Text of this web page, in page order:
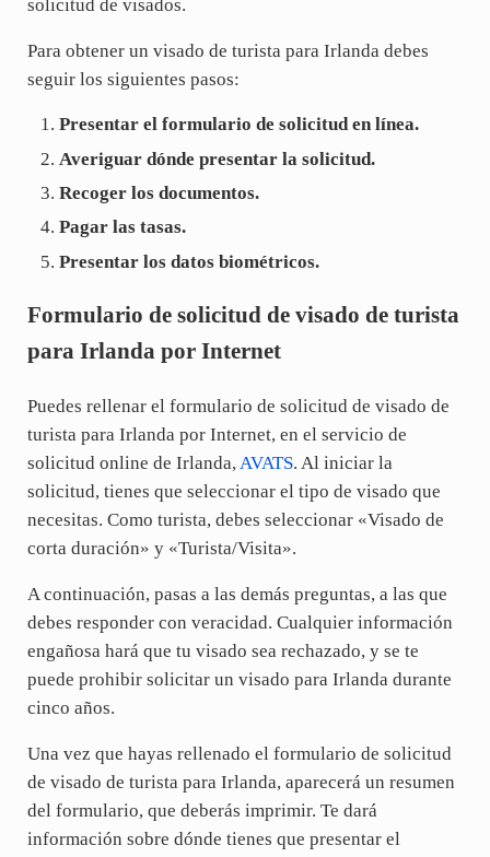
solicitud de visados.
Para obtener un visado de turista para Irlanda debes
seguir los siguientes pasos:
Presentar el formulario de solicitud en línea.
Averiguar dónde presentar la solicitud.
Recoger los documentos.
Pagar las tasas.
Presentar los datos biométricos.
Formulario de solicitud de visado de turista
para Irlanda por Internet
Puedes rellenar el formulario de solicitud de visado de
turista para Irlanda por Internet, en el servicio de
solicitud online de Irlanda, AVATS. Al iniciar la
solicitud, tienes que seleccionar el tipo de visado que
necesitas. Como turista, debes seleccionar «Visado de
corta duración» y «Turista/Visita».
A continuación, pasas a las demás preguntas, a las que
debes responder con veracidad. Cualquier información
engañosa hará que tu visado sea rechazado, y se te
puede prohibir solicitar un visado para Irlanda durante
cinco años.
Una vez que hayas rellenado el formulario de solicitud
de visado de turista para Irlanda, aparecerá un resumen
del formulario, que deberás imprimir. Te dará
información sobre dónde tienes que presentar el